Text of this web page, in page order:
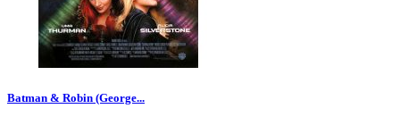
Batman & Robin (George...